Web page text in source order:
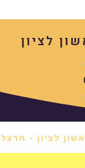
לציון
לציון - הרצל 47 *